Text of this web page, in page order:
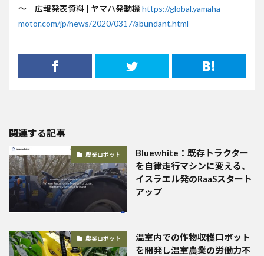
～ – 広報発表資料 | ヤマハ発動機https://global.yamaha-
motor.com/jp/news/2020/0317/abundant.html
関連する記事
農業ロボット
Bluewhite：既存トラクター
を自律走行マシンに変える、
イスラエル発のRaaSスタート
アップ
農業ロボット
温室内での作物収穫ロボット
を開発し温室農業の労働力不